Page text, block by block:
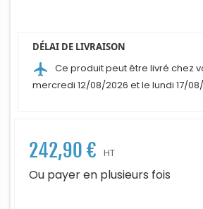
DÉLAI DE LIVRAISON
airplanemode_active Ce produit peut être livré chez
mercredi 12/08/2026 et le lundi 17/
242,90 € HT
Ou payer en plusieurs fois